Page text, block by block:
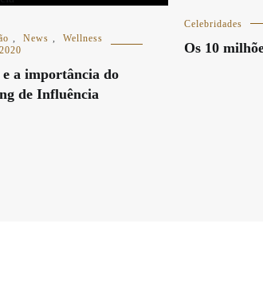
, News ,
Wellness
e a importância do
de Influência
Celebridades
Os 10